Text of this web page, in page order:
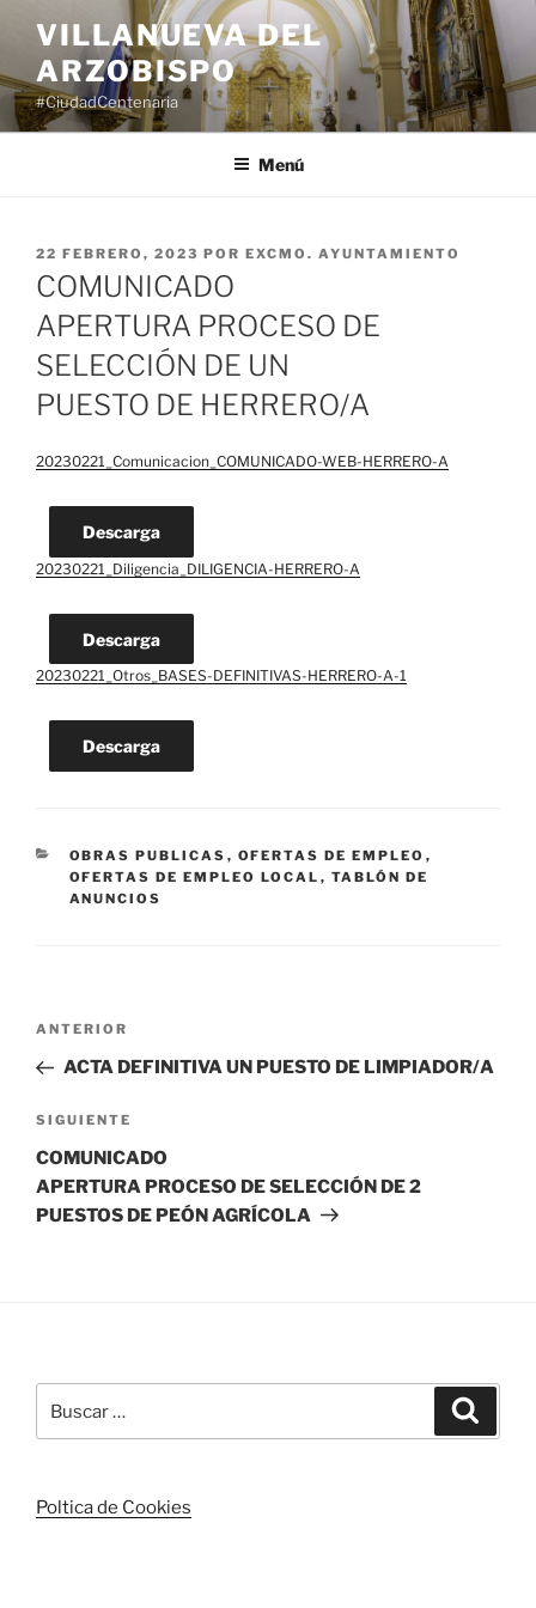
contenido
VILLANUEVA DEL
ARZOBISPO
#CiudadCentenaria
Menú
PUBLICADO
EL
22 FEBRERO, 2023 POR EXCMO. AYUNTAMIENTO
COMUNICADO
APERTURA PROCESO DE
SELECCIÓN DE UN
PUESTO DE HERRERO/A
20230221_Comunicacion_COMUNICADO-WEB-HERRERO-A
Descarga
20230221_Diligencia_DILIGENCIA-HERRERO-A
Descarga
20230221_Otros_BASES-DEFINITIVAS-HERRERO-A-1
Descarga
CATEGORÍAS
OBRAS PUBLICAS , OFERTAS DE EMPLEO ,
OFERTAS DE EMPLEO LOCAL , TABLÓN DE
ANUNCIOS
Navegación
entradas
Entrada
anterior:
ANTERIOR
ACTA DEFINITIVA UN PUESTO DE LIMPIADOR/A
Siguiente
entrada
SIGUIENTE
COMUNICADO
APERTURA PROCESO DE SELECCIÓN DE 2
PUESTOS DE PEÓN AGRÍCOLA
por:
Poltica de Cookies